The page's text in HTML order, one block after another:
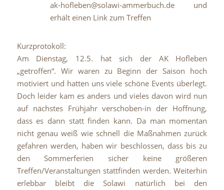
ak-hofleben@solawi-ammerbuch.de und
erhält einen Link zum Treffen
Kurzprotokoll:
Am Dienstag, 12.5. hat sich der AK Hofleben
„getroffen“. Wir waren zu Beginn der Saison hoch
motiviert und hatten uns viele schöne Events überlegt.
Doch leider kam es anders und vieles davon wird nun
auf nächstes Frühjahr verschoben-in der Hoffnung,
dass es dann statt finden kann. Da man momentan
nicht genau weiß wie schnell die Maßnahmen zurück
gefahren werden, haben wir beschlossen, dass bis zu
den Sommerferien sicher keine größeren
Treffen/Veranstaltungen stattfinden werden. Weiterhin
erlebbar bleibt die Solawi natürlich bei den